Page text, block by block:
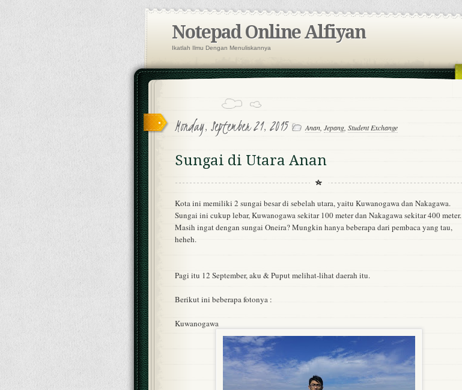
Notepad Online Alfiyan
Ikatlah Ilmu Dengan Menuliskannya
Monday, September 21, 2015 Anan Jepang Student Exchange
Sungai di Utara Anan
Kota ini memiliki 2 sungai besar di sebelah utara, yaitu Kuwanogawa dan Nakagawa.
Sungai ini cukup lebar, Kuwanogawa sekitar 100 meter dan Nakagawa sekitar 400 meter.
Masih ingat dengan sungai Oneira? Mungkin hanya beberapa dari pembaca yang tau,
heheh.
Pagi itu 12 September, aku & Puput melihat-lihat daerah itu.
Berikut ini beberapa fotonya :
Kuwanogawa